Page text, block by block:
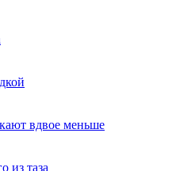
вдвое меньше
из таза